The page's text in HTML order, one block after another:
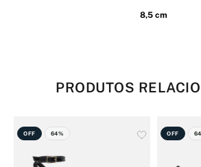
8,5 cm
PRODUTOS
OFF 64% OFF